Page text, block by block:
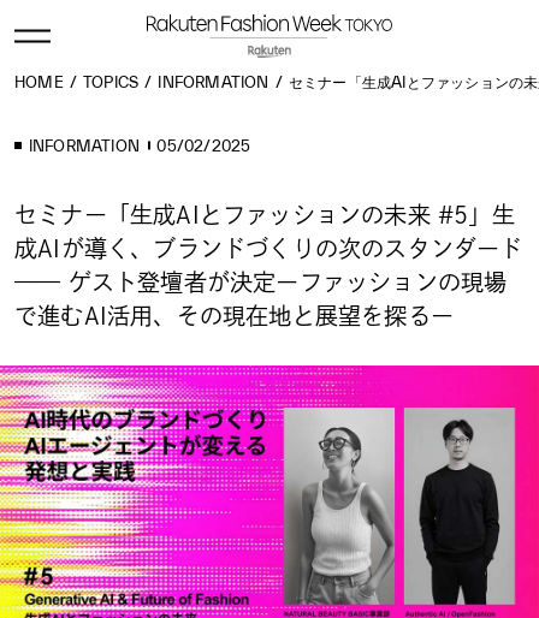
HOME TOPICS INFORMATION セミナー「生成AIとファッションの
INFORMATION 05/02/2025
セミナー「生成AIとファッションの未来 #5」生
成AIが導く、ブランドづくりの次のスタンダード
—— ゲスト登壇者が決定ーファッションの現場
で進むAI活用、その現在地と展望を探るー